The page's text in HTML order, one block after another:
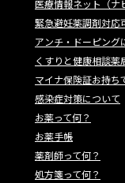
医療情報ネット（ナ
緊急避妊薬調剤対応
アンチ・ドーピング
くすりと健康相談薬
マイナ保険証お持ち
感染症対策について
お薬って何？
お薬手帳
薬剤師って何？
処方箋って何？